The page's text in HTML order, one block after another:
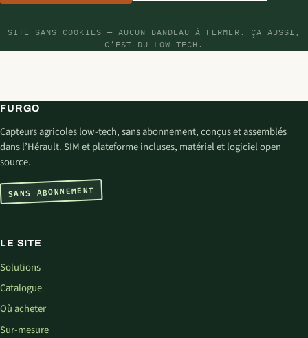
SITE SANS COOKIES — AUCUN BANDEAU À FERMER. ÇA AUSSI,
C’EST DU LOW-TECH.
FURGO
Capteurs agricoles low-tech, sans abonnement, conçus et assemblés
dans l’Hérault. SIM et plateforme incluses, matériel et logiciel open
source.
SANS ABONNEMENT
LE SITE
Solutions
Catalogue
Où acheter
Sur-mesure